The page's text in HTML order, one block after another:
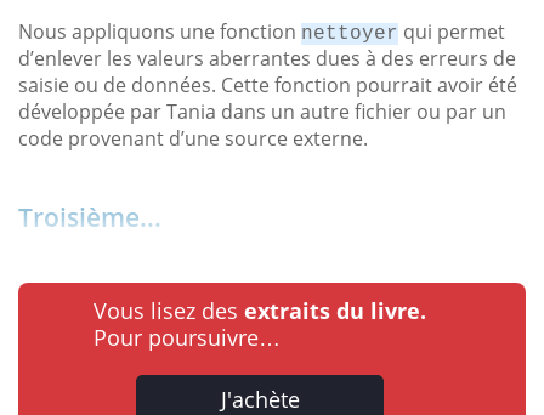
Nous appliquons une fonction nettoyer qui permet
d’enlever les valeurs aberrantes dues à des erreurs de
saisie ou de données. Cette fonction pourrait avoir été
développée par Tania dans un autre fichier ou par un
code provenant d’une source externe.
Troisième...
Vous lisez des extraits du livre.
Pour poursuivre…
J'achète